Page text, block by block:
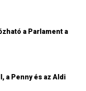
a Parlament a
a Penny és az Aldi